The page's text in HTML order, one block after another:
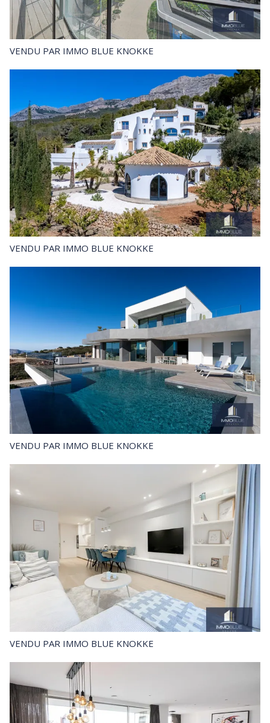
VENDU PAR IMMO BLUE KNOKKE
VENDU PAR IMMO BLUE KNOKKE
VENDU PAR IMMO BLUE KNOKKE
VENDU PAR IMMO BLUE KNOKKE